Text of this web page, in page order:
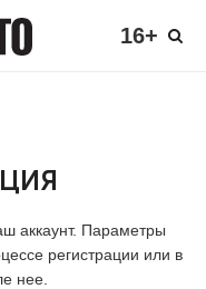
16+
аккаунт. Параметры
регистрации или в
нее.